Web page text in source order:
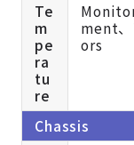
Te
m
pe
ra
tu
re
ment
ors
Chassis